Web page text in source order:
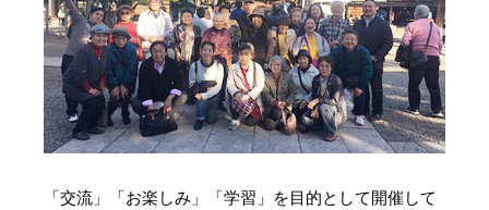
「交流」「お楽しみ」「学習」を目的として開催して